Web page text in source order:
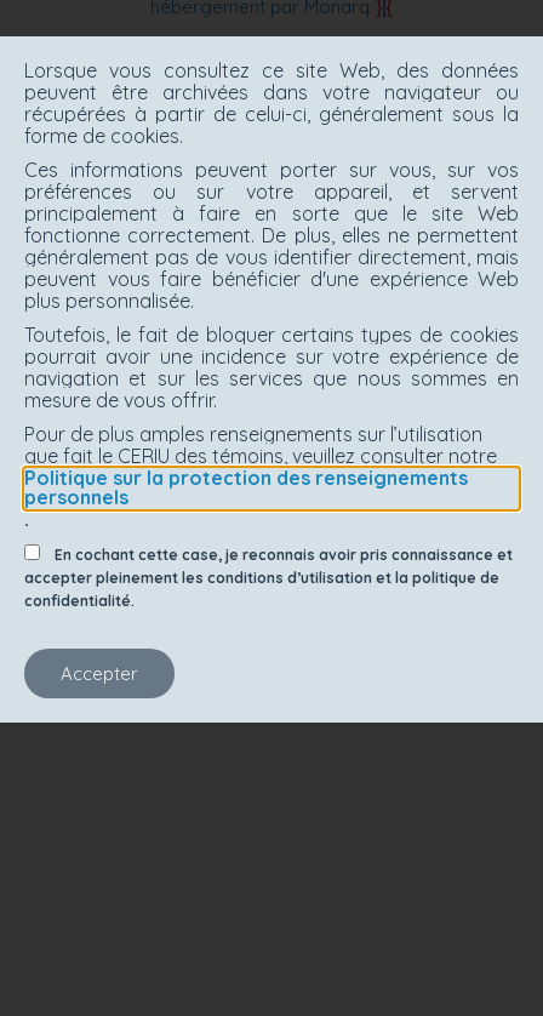
hébergement par Monarq
Lorsque vous consultez ce site Web, des données
peuvent être archivées dans votre navigateur ou
récupérées à partir de celui-ci, généralement sous la
forme de cookies.
Ces informations peuvent porter sur vous, sur vos
préférences ou sur votre appareil, et servent
principalement à faire en sorte que le site Web
fonctionne correctement. De plus, elles ne permettent
généralement pas de vous identifier directement, mais
peuvent vous faire bénéficier d'une expérience Web
plus personnalisée.
Toutefois, le fait de bloquer certains types de cookies
pourrait avoir une incidence sur votre expérience de
navigation et sur les services que nous sommes en
mesure de vous offrir.
Pour de plus amples renseignements sur l’utilisation
que fait le CERIU des témoins, veuillez consulter notre
Politique sur la protection des renseignements
personnels
.
En cochant cette case, je reconnais avoir pris connaissance et
accepter pleinement les conditions d’utilisation et la politique de
confidentialité.
Accepter